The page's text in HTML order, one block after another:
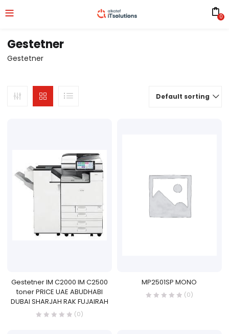
0
Gestetner
Gestetner
Default sorting
Gestetner IM C2000 IM C2500
toner PRICE UAE ABUDHABI
DUBAI SHARJAH RAK FUJAIRAH
(0)
MP2501SP MONO
(0)